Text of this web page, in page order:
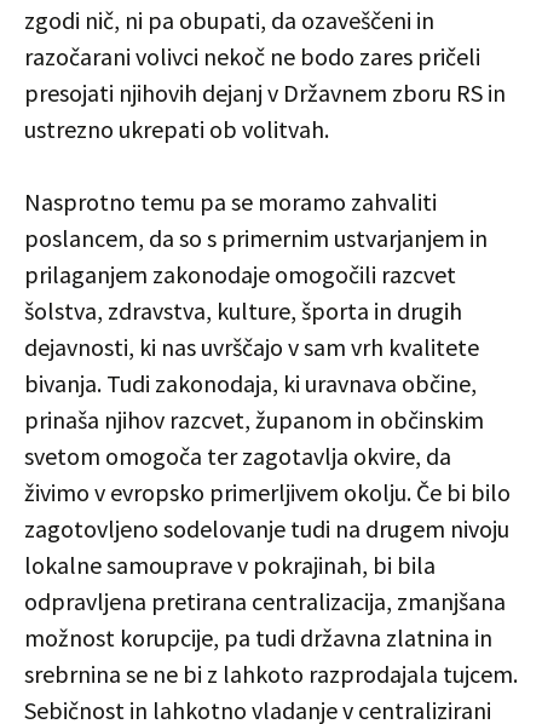
zgodi nič, ni pa obupati, da ozaveščeni in
razočarani volivci nekoč ne bodo zares pričeli
presojati njihovih dejanj v Državnem zboru RS in
ustrezno ukrepati ob volitvah.
Nasprotno temu pa se moramo zahvaliti
poslancem, da so s primernim ustvarjanjem in
prilaganjem zakonodaje omogočili razcvet
šolstva, zdravstva, kulture, športa in drugih
dejavnosti, ki nas uvrščajo v sam vrh kvalitete
bivanja. Tudi zakonodaja, ki uravnava občine,
prinaša njihov razcvet, županom in občinskim
svetom omogoča ter zagotavlja okvire, da
živimo v evropsko primerljivem okolju. Če bi bilo
zagotovljeno sodelovanje tudi na drugem nivoju
lokalne samouprave v pokrajinah, bi bila
odpravljena pretirana centralizacija, zmanjšana
možnost korupcije, pa tudi državna zlatnina in
srebrnina se ne bi z lahkoto razprodajala tujcem.
Sebičnost in lahkotno vladanje v centralizirani